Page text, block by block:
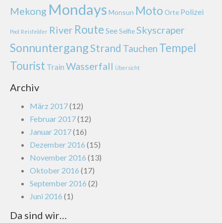
Mekong Mondays Monsun Moto Orte Polizei
Pool Reisfelder River Route SeeSelfieSkyscraper
SonnuntergangStrand Tauchen Tempel
Tourist Train Wasserfall Übersicht
Archiv
März 2017(12)
Februar 2017(12)
Januar 2017(16)
Dezember 2016 (15)
November 2016 (13)
Oktober 2016 (17)
September 2016 (2)
Juni 2016 (1)
Da sind wir…